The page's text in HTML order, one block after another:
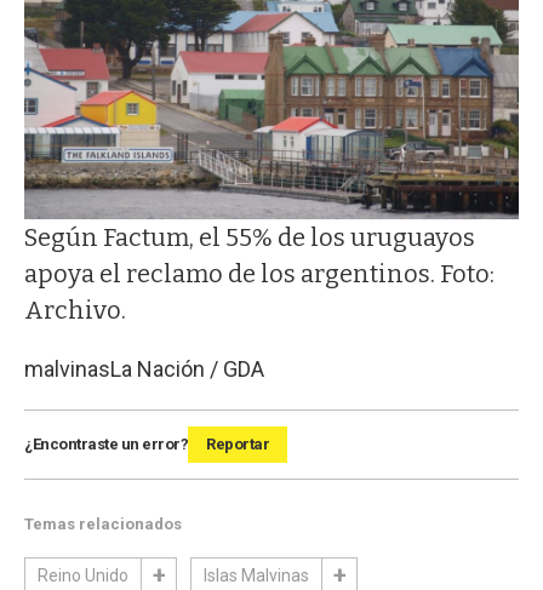
Según Factum, el 55% de los uruguayos
apoya el reclamo de los argentinos. Foto:
Archivo.
malvinasLa Nación / GDA
¿Encontraste un error? Reportar
Temas relacionados
Reino Unido Islas Malvinas